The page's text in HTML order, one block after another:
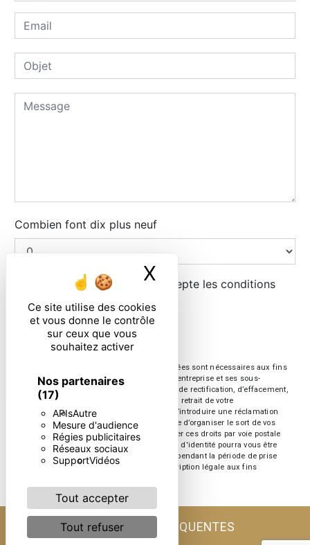
Ce site utilise des cookies
et vous donne le contrôle
sur ceux que vous
souhaitez activer
Nos partenaires
(17)
APIsAutre
Mesure d'audience
Régies publicitaires
Réseaux sociaux
SupportVidéos
Tout accepter
Tout refuser
X Masquer le
Combien font dix plus neuf
En cochant cette case, j'accepte les conditions
particulières ci-dessous **
ENVOYER
** Les données personnelles communiquées sont nécessaires aux fins
de vous contacter. Elles sont destinées à l'entreprise et ses sous-
traitants. Vous disposez de droits d’accès, de rectification, d’effacement,
de portabilité, de limitation, d’opposition, de retrait de votre
consentement à tout moment et du droit d’introduire une réclamation
auprès d’une autorité de contrôle, ainsi que d’organiser le sort de vos
données post-mortem. Vous pouvez exercer ces droits par voie postale
ou par courrier électronique. Un justificatif d'identité pourra vous être
demandé. Nous conservons vos données pendant la période de prise
de contact puis pendant la durée de prescription légale aux fins
RECHERCHES FRÉQUENTES